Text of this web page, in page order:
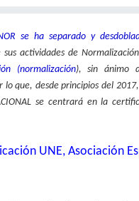
se ha separado y
actividades de
(normalización), sin ánimo
lo que, desde principios del 2017,
se centrará en la
UNE, Asociación